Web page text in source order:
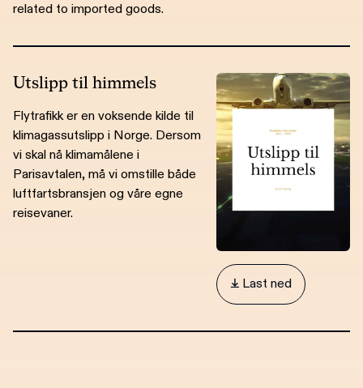
related to imported goods.
Utslipp til himmels
Flytrafikk er en voksende kilde til
klimagassutslipp i Norge. Dersom
vi skal nå klimamålene i
Parisavtalen, må vi omstille både
luftfartsbransjen og våre egne
reisevaner.
 Last ned